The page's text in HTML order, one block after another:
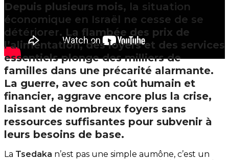
Depuis plusieurs mois, la situation
économique en Israël ne cesse de se
détériorer. La flambée des prix de
l’alimentation, des loyers et des services
essentiels plonge des milliers de
familles dans une précarité alarmante.
La guerre, avec son coût humain et
financier, aggrave encore plus la crise,
laissant de nombreux foyers sans
ressources suffisantes pour subvenir à
leurs besoins de base.
La Tsedaka n’est pas une simple aumône, c’est un